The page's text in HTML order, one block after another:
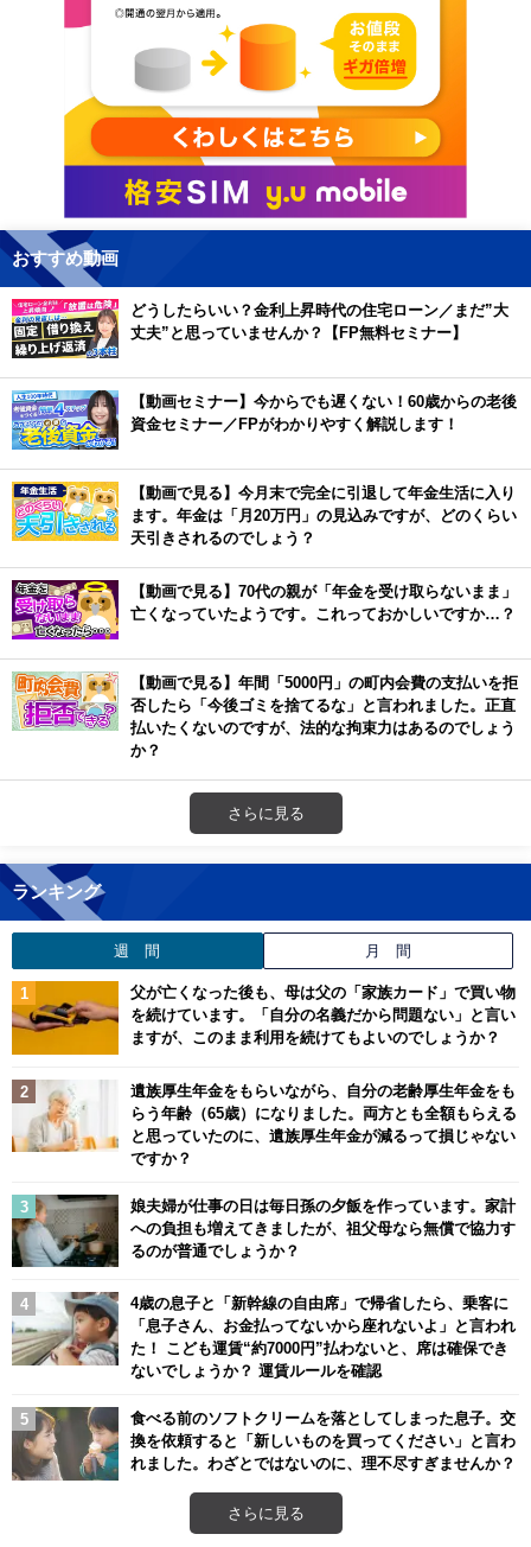
おすすめ動画
どうしたらいい？金利上昇時代の住宅ローン／まだ”大
丈夫”と思っていませんか？【FP無料セミナー】
【動画セミナー】今からでも遅くない！60歳からの老後
資金セミナー／FPがわかりやすく解説します！
【動画で見る】今月末で完全に引退して年金生活に入り
ます。年金は「月20万円」の見込みですが、どのくらい
天引きされるのでしょう？
【動画で見る】70代の親が「年金を受け取らないまま」
亡くなっていたようです。これっておかしいですか…？
【動画で見る】年間「5000円」の町内会費の支払いを拒
否したら「今後ゴミを捨てるな」と言われました。正直
払いたくないのですが、法的な拘束力はあるのでしょう
か？
さらに見る
ランキング
週 間 月 間
父が亡くなった後も、母は父の「家族カード」で買い物
を続けています。「自分の名義だから問題ない」と言い
ますが、このまま利用を続けてもよいのでしょうか？
遺族厚生年金をもらいながら、自分の老齢厚生年金をも
らう年齢（65歳）になりました。両方とも全額もらえる
と思っていたのに、遺族厚生年金が減るって損じゃない
ですか？
娘夫婦が仕事の日は毎日孫の夕飯を作っています。家計
への負担も増えてきましたが、祖父母なら無償で協力す
るのが普通でしょうか？
4歳の息子と「新幹線の自由席」で帰省したら、乗客に
「息子さん、お金払ってないから座れないよ」と言われ
た！ こども運賃“約7000円”払わないと、席は確保でき
ないでしょうか？ 運賃ルールを確認
食べる前のソフトクリームを落としてしまった息子。交
換を依頼すると「新しいものを買ってください」と言わ
れました。わざとではないのに、理不尽すぎませんか？
さらに見る